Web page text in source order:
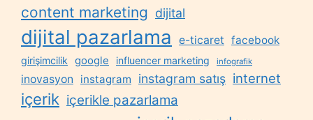
content marketing dijital
dijital pazarlama e-ticaret facebook
girişimcilik google influencer marketing infografik
inovasyon instagram instagram satış internet
içerik içerikle pazarlama